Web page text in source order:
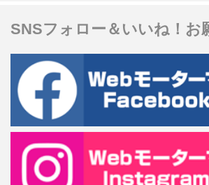
SNSフォロー＆いいね！お